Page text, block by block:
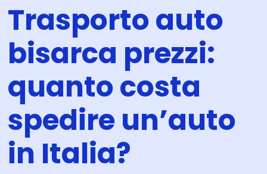
Trasporto auto
bisarca prezzi:
quanto costa
spedire un’auto
in Italia?